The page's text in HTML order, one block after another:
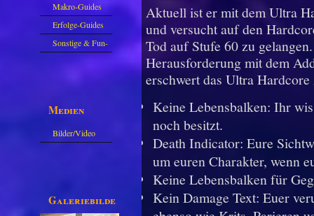
Makro-Guides
Erfolge-Guides
Sonstige & Fun-
Medien
Bilder/Video
Galeriebilder
Aktuell ist er mit dem Ultra
und versucht auf den
Tod auf Stufe 60 zu
Herausforderung mit dem
erschwert das Ultra
Keine Lebensbalken: Ihr
noch besitzt.
Death Indicator: Eure
um euren Charakter, wenn
Keine Lebensbalken für
Kein Damage Text: Euer